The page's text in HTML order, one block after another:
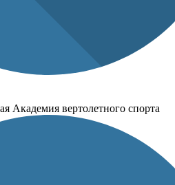
Академия вертолетного спорта